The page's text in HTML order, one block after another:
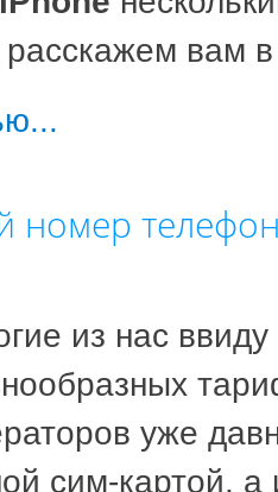
вам в
номер
из нас
уже
сим-картой, а